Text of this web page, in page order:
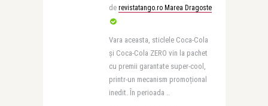
de revistatango.ro Marea Dragoste
Vara aceasta, sticlele Coca-Cola
și Coca-Cola ZERO vin la pachet
cu premii garantate super-cool,
printr-un mecanism promoțional
inedit. În perioada ..